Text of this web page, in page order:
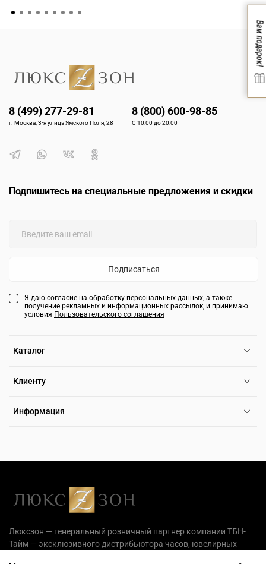
Каталог
Клиенту
Информация
Подпишитесь на специальные предложения и скидки
Подписаться
Я даю согласие на обработку персональных данных, а также
получение рекламных и информационных рассылок, и принимаю
условия Пользовательского соглашения
8 (499) 277-29-81
г. Москва, 3-я улица Ямского Поля, 28
8 (800) 600-98-85
С 10:00 до 20:00
Люксзон — генеральный розничный партнер компании ТБН-
Тайм — эксклюзивного дистрибьютора часов, ювелирных
Вам подарок!